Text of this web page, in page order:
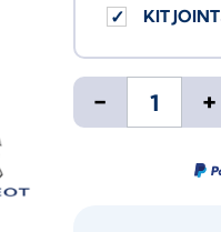
KIT JOINT
- +